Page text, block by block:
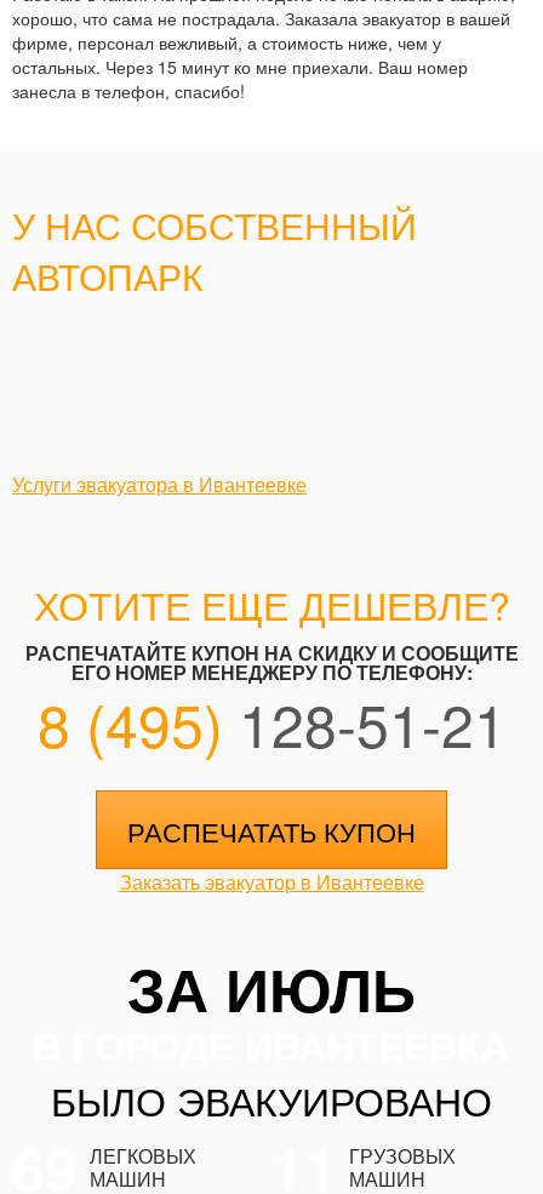
хорошо, что сама не пострадала. Заказала эвакуатор в вашей
фирме, персонал вежливый, а стоимость ниже, чем у
остальных. Через 15 минут ко мне приехали. Ваш номер
занесла в телефон, спасибо!
У НАС СОБСТВЕННЫЙ
АВТОПАРК
Услуги эвакуатора в Ивантеевке
ХОТИТЕ ЕЩЕ ДЕШЕВЛЕ?
РАСПЕЧАТАЙТЕ КУПОН НА СКИДКУ И СООБЩИТЕ
ЕГО НОМЕР МЕНЕДЖЕРУ ПО ТЕЛЕФОНУ:
8 (495) 128-51-21
РАСПЕЧАТАТЬ КУПОН
Заказать эвакуатор в Ивантеевке
ЗА ИЮЛЬ
БЫЛО ЭВАКУИРОВАНО
ЛЕГКОВЫХ
МАШИН
ГРУЗОВЫХ
МАШИН